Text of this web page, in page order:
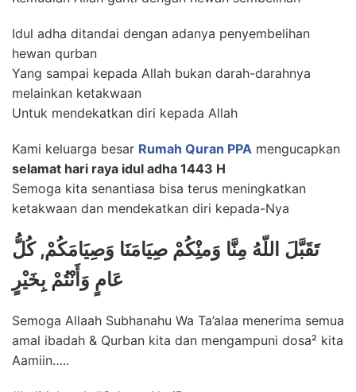
Idul adha ditandai dengan adanya penyembelihan
hewan qurban
Yang sampai kepada Allah bukan darah-darahnya
melainkan ketakwaan
Untuk mendekatkan diri kepada Allah
Kami keluarga besar Rumah Quran PPA mengucapkan
selamat hari raya idul adha 1443 H
Semoga kita senantiasa bisa terus meningkatkan
ketakwaan dan mendekatkan diri kepada-Nya
تَقَبَّلَ اللّهُ مِنَّا وَمنِْكُمْ صِيَامَنَا وَصِيَامَكُمْ, كُلُّ
عَامٍ وَأَنْتُمْ بِخَيْرٍ
Semoga Allaah Subhanahu Wa Ta’alaa menerima semua
amal ibadah & Qurban kita dan mengampuni dosa² kita
Aamiin…..